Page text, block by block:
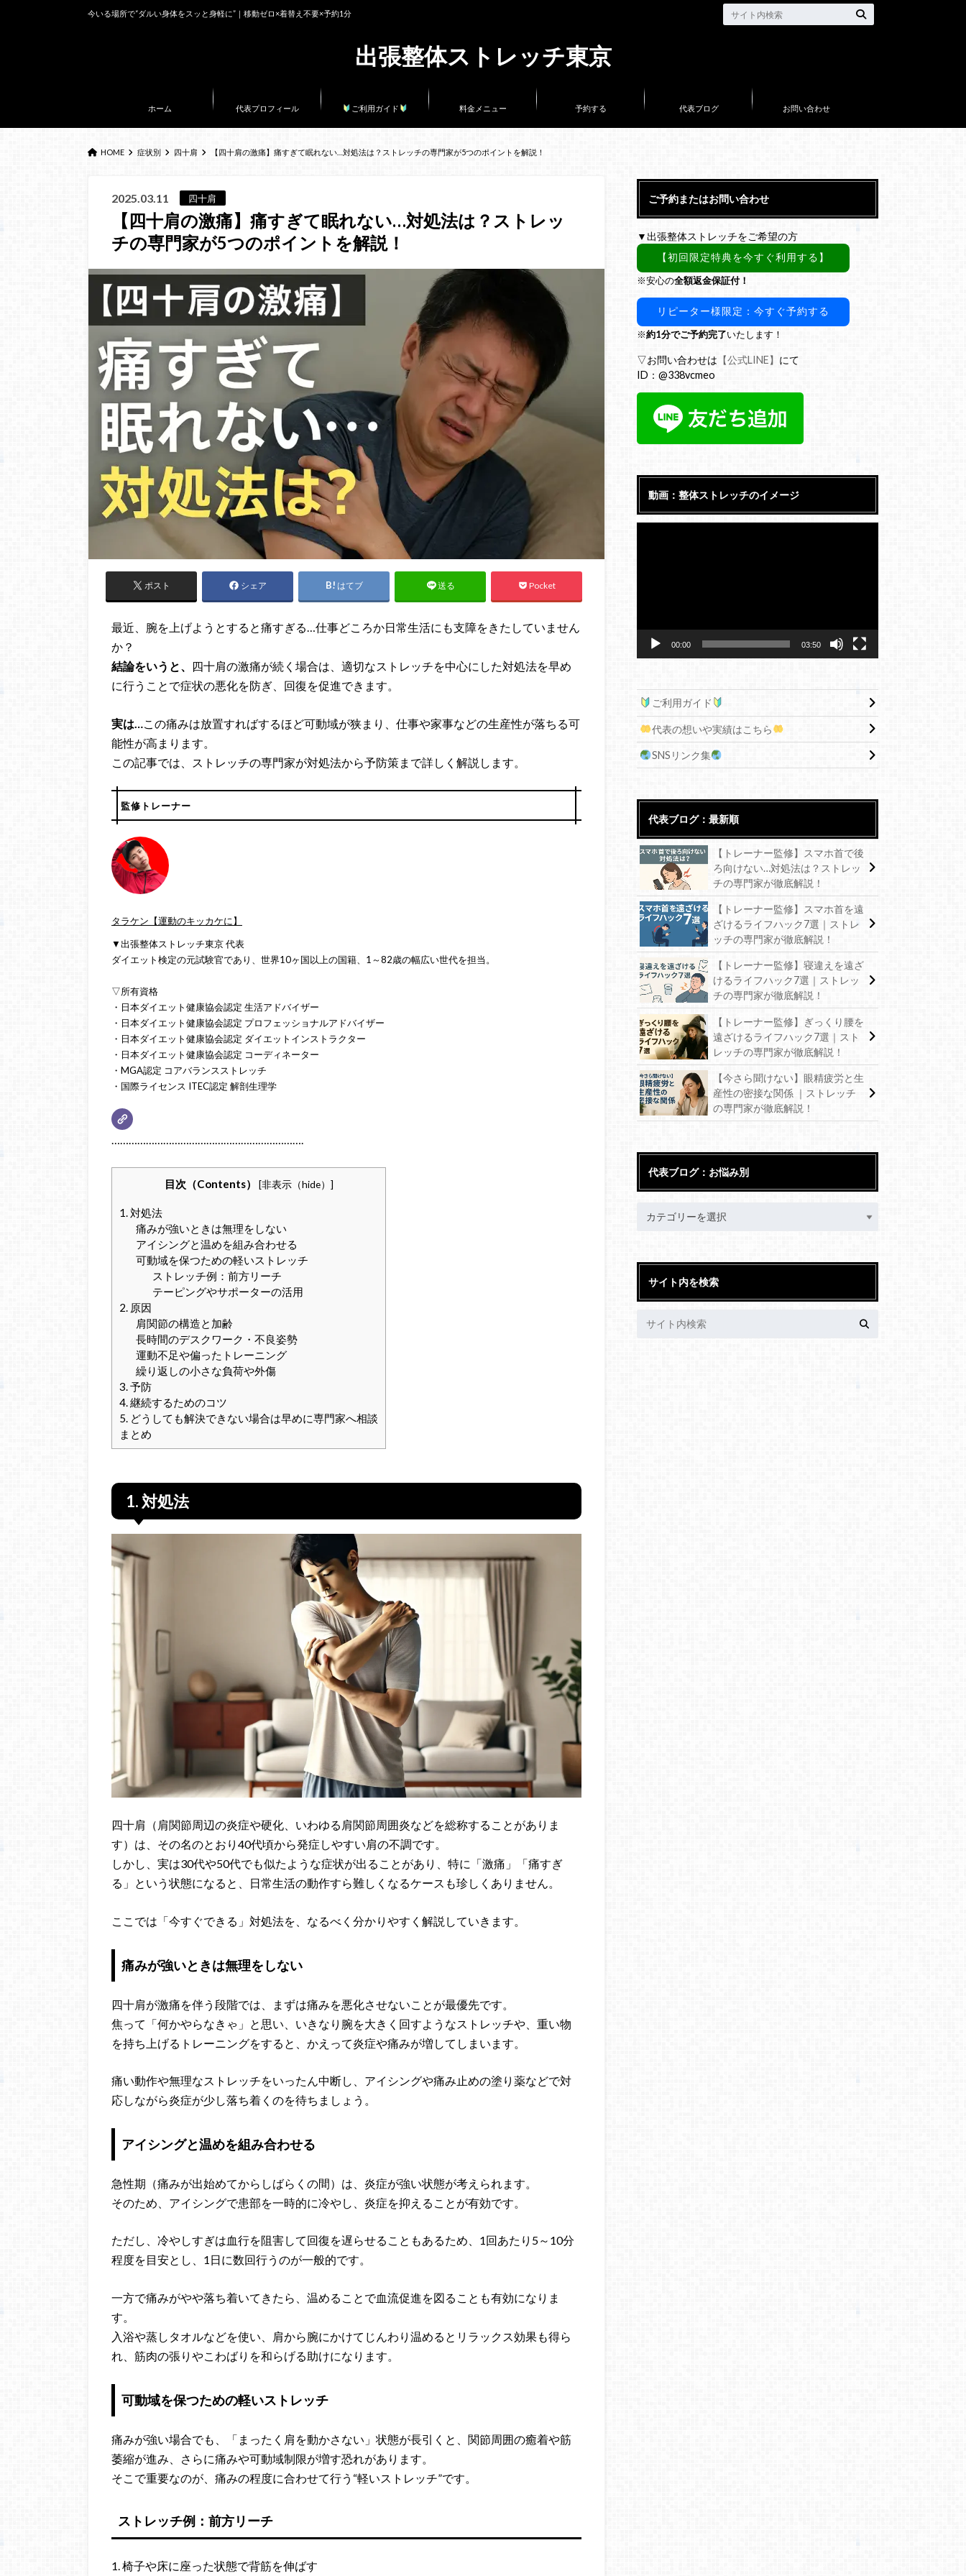
出張整体ストレッチ東京
今いる場所で“ダルい身体をスッと身軽に”｜移動ゼロ×着替え不要×予約1分
ホーム 代表プロフィール ご利用ガイド 料金メニュー 予約する 代表ブログ お問い合わせ
HOME 症状別 四十肩 【四十肩の激痛】痛すぎて眠れない…対処法は？ストレッチの専門家が5つのポイントを解説！
2025.03.11 四十肩
【四十肩の激痛】痛すぎて眠れない…対処法は？ストレッ
チの専門家が5つのポイントを解説！
ポスト シェア はてブ 送る Pocket
最近、腕を上げようとすると痛すぎる…仕事どころか日常生活にも支障をきたしていません
か？
結論をいうと、
四十肩の激痛が続く場合は、適切なストレッチを中心にした対処法を早め
に行うことで症状の悪化を防ぎ、回復を促進できます。
実は… この痛みは放置すればするほど可動域が狭まり、仕事や家事などの生産性が落ちる可
能性が高まります。
この記事では、ストレッチの専門家が対処法から予防策まで詳しく解説します。
監修トレーナー
タラケン【運動のキッカケに】
▼出張整体ストレッチ東京 代表
ダイエット検定の元試験官であり、世界10ヶ国以上の国籍、1～82歳の幅広い世代を担当。
▽所有資格
・日本ダイエット健康協会認定 生活アドバイザー
・日本ダイエット健康協会認定 プロフェッショナルアドバイザー
・日本ダイエット健康協会認定 ダイエットインストラクター
・日本ダイエット健康協会認定 コーディネーター
・MGA認定 コアバランスストレッチ
・国際ライセンス ITEC認定 解剖生理学
………………………………………………………….
目次（Contents） [非表示（hide） ]
1. 対処法
痛みが強いときは無理をしない
アイシングと温めを組み合わせる
可動域を保つための軽いストレッチ
ストレッチ例：前方リーチ
テーピングやサポーターの活用
2. 原因
肩関節の構造と加齢
長時間のデスクワーク・不良姿勢
運動不足や偏ったトレーニング
繰り返しの小さな負荷や外傷
3. 予防
4. 継続するためのコツ
5. どうしても解決できない場合は早めに専門家へ相談
まとめ
1. 対処法
四十肩（肩関節周辺の炎症や硬化、いわゆる肩関節周囲炎などを総称することがありま
す）は、その名のとおり40代頃から発症しやすい肩の不調です。
しかし、実は30代や50代でも似たような症状が出ることがあり、特に「激痛」「痛すぎ
る」という状態になると、日常生活の動作すら難しくなるケースも珍しくありません。
ここでは「今すぐできる」対処法を、なるべく分かりやすく解説していきます。
痛みが強いときは無理をしない
四十肩が激痛を伴う段階では、まずは痛みを悪化させないことが最優先です。
焦って「何かやらなきゃ」と思い、いきなり腕を大きく回すようなストレッチや、重い物
を持ち上げるトレーニングをすると、かえって炎症や痛みが増してしまいます。
痛い動作や無理なストレッチをいったん中断し、アイシングや痛み止めの塗り薬などで対
応しながら炎症が少し落ち着くのを待ちましょう。
アイシングと温めを組み合わせる
急性期（痛みが出始めてからしばらくの間）は、炎症が強い状態が考えられます。
そのため、アイシングで患部を一時的に冷やし、炎症を抑えることが有効です。
ただし、冷やしすぎは血行を阻害して回復を遅らせることもあるため、1回あたり5～10分
程度を目安とし、1日に数回行うのが一般的です。
一方で痛みがやや落ち着いてきたら、温めることで血流促進を図ることも有効になりま
す。
入浴や蒸しタオルなどを使い、肩から腕にかけてじんわり温めるとリラックス効果も得ら
れ、筋肉の張りやこわばりを和らげる助けになります。
可動域を保つための軽いストレッチ
痛みが強い場合でも、「まったく肩を動かさない」状態が長引くと、関節周囲の癒着や筋
萎縮が進み、さらに痛みや可動域制限が増す恐れがあります。
そこで重要なのが、痛みの程度に合わせて行う“軽いストレッチ”です。
ストレッチ例：前方リーチ
1. 椅子や床に座った状態で背筋を伸ばす
ご予約またはお問い合わせ
▼出張整体ストレッチをご希望の方
【初回限定特典を今すぐ利用する】
※安心の全額返金保証付！
リピーター様限定：今すぐ予約する
※約1分でご予約完了いたします！
▽お問い合わせは 【公式LINE】 にて
ID：@338vcmeo
動画：整体ストレッチのイメージ
00:00 03:50
ご利用ガイド
代表の想いや実績はこちら
SNSリンク集
代表ブログ：最新順
【トレーナー監修】スマホ首で後
ろ向けない…対処法は？ストレッ
チの専門家が徹底解説！
【トレーナー監修】スマホ首を遠
ざけるライフハック7選｜ストレ
ッチの専門家が徹底解説！
【トレーナー監修】寝違えを遠ざ
けるライフハック7選｜ストレッ
チの専門家が徹底解説！
【トレーナー監修】ぎっくり腰を
遠ざけるライフハック7選｜スト
レッチの専門家が徹底解説！
【今さら聞けない】眼精疲労と生
産性の密接な関係 ｜ストレッチ
の専門家が徹底解説！
代表ブログ：お悩み別
サイト内を検索